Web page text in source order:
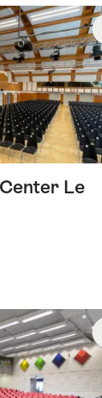
Le